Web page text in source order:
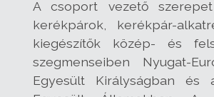
A csoport vezető
kerékpárok, kerékpár-
kiegészítők közép- és
szegmenseiben Nyugat-
Egyesült Királyságban és